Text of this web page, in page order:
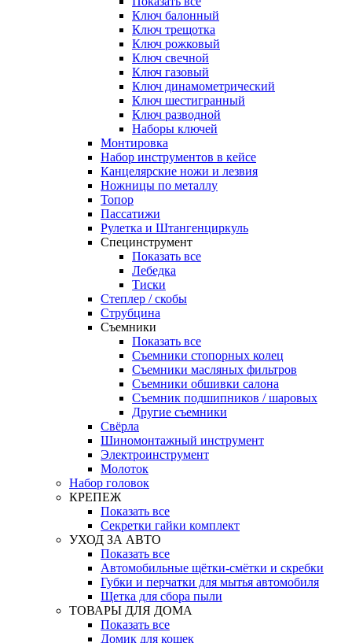
Ключ балонный
Ключ трещотка
Ключ рожковый
Ключ свечной
Ключ газовый
Ключ динамометрический
Ключ шестигранный
Ключ разводной
Наборы ключей
Монтировка
Набор инструментов в кейсе
Канцелярские ножи и лезвия
Ножницы по металлу
Топор
Пассатижи
Рулетка и Штангенциркуль
Специнструмент
Показать все
Лебедка
Тиски
Степлер / скобы
Струбцина
Съемники
Показать все
Съемники стопорных колец
Съемники масляных фильтров
Съемники обшивки салона
Съемник подшипников / шаровых
Другие съемники
Свёрла
Шиномонтажный инструмент
Электроинструмент
Молоток
Набор головок
КРЕПЕЖ
Показать все
Секретки гайки комплект
УХОД ЗА АВТО
Показать все
Автомобильные щётки-смётки и скребки
Губки и перчатки для мытья автомобиля
Щетка для сбора пыли
ТОВАРЫ ДЛЯ ДОМА
Показать все
Домик для кошек